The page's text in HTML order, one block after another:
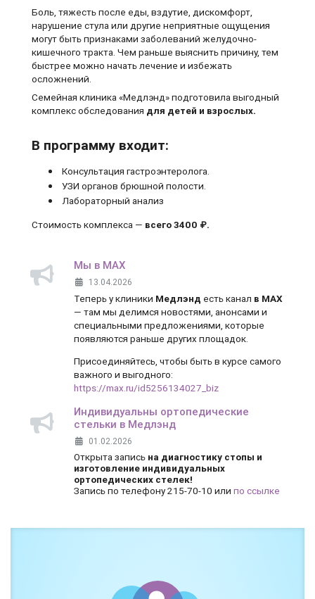
Боль, тяжесть после еды, вздутие, дискомфорт,
нарушение стула или другие неприятные ощущения
могут быть признаками заболеваний желудочно-
кишечного тракта. Чем раньше выяснить причину, тем
быстрее можно начать лечение и избежать
осложнений.
Семейная клиника «Медлэнд» подготовила выгодный
комплекс обследования для детей и взрослых.
В программу входит:
Консультация гастроэнтеролога.
УЗИ органов брюшной полости.
Лабораторный анализ
Стоимость комплекса — всего 3400 ₽.
Мы в MAX
13.04.2026
Теперь у клиники Медлэнд есть канал в MAX
— там мы делимся новостями, анонсами и
специальными предложениями, которые
появляются раньше других площадок.
Присоединяйтесь, чтобы быть в курсе самого
важного и выгодного:
https://max.ru/id5256134027_biz
Индивидуальны ортопедические
стельки в Медлэнд
01.02.2026
Открыта запись на диагностику стопы и
изготовление индивидуальных
ортопедических стелек!
Запись по телефону 215-70-10 или по ссылке